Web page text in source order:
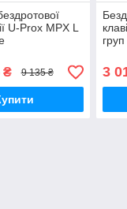
U-Prox MPX L
₴ 9 135 ₴ 3